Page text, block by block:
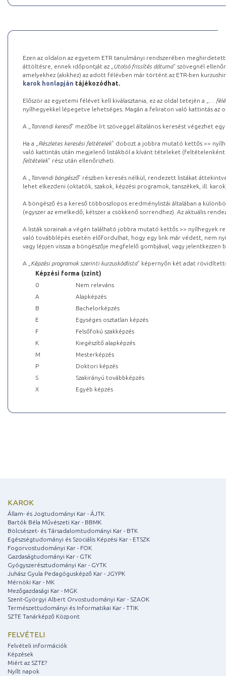
Ezen az oldalon az egyetem ETR tanulmányi rendszerében
áttöltésre, ennek időpontját az „ Utolsó frissítés dátuma” szövegnél
amelyekhez (akikhez) az adott félévben már történt az ETR-ben
karok honlapján tájékozódhat.
Először az egyetemi félévet kell kiválasztania, ez az oldal tetején a „
…
nyílhegyekkel lépegetve lehetséges. Magán a feliraton való kattintás az
A „ Tanrendi kereső” mezőbe írt szöveggel általános keresést végezhet
Ha a „ Részletes keresési feltételek” dobozt a jobbra mutató kettős >>
való kattintás után megjelenő listákból a kívánt tételeket (feltételenként
feltételek” rész után ellenőrizheti.
A „ Tanrendi böngésző” részben keresés nélkül, rendezett listákat
lehet elkezdeni (oktatók, szakok, képzési programok, tanszékek, ill.
A böngésző és a kereső többoszlopos eredménylistái általában a
(egyszer az emelkedő, kétszer a csökkenő sorrendhez). Az aktuális
A listák sorainak a végén található jobbra mutató kettős >> nyílhegyek
való továbblépés esetén előfordulhat, hogy egy link már védett, nem
vagy lépjen vissza a böngészője megfelelő gombjával, vagy
A „ Képzési programok szerinti kurzuskódlista” képernyőn két adat
Képzési forma (szint)
0
Nem releváns
A
Alapképzés
B
Bachelorképzés
E
Egységes osztatlan képzés
F
Felsőfokú szakképzés
K
Kiegészítő alapképzés
M
Mesterképzés
P
Doktori képzés
S
Szakirányú továbbképzés
X
Egyéb képzés
KAROK
Állam- és Jogtudományi Kar - ÁJTK
Bartók Béla Művészeti Kar - BBMK
Bölcsészet- és Társadalomtudományi Kar - BTK
Egészségtudományi és Szociális Képzési Kar - ETSZK
Fogorvostudományi Kar - FOK
Gazdaságtudományi Kar - GTK
Gyógyszerésztudományi Kar - GYTK
Juhász Gyula Pedagógusképző Kar - JGYPK
Mérnöki Kar - MK
Mezőgazdasági Kar - MGK
Szent-Györgyi Albert Orvostudományi Kar - SZAOK
Természettudományi és Informatikai Kar - TTIK
SZTE Tanárképző Központ
FELVÉTELI
Felvételi információk
Képzések
Miért az SZTE?
Nyílt napok